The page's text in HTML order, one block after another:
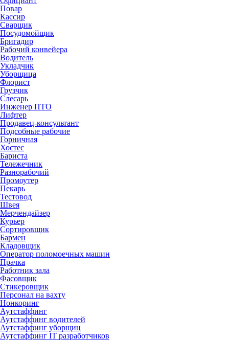
Повар
Кассир
Сварщик
Посудомойщик
Бригадир
Рабочий конвейера
Водитель
Укладчик
Уборщица
Флорист
Грузчик
Слесарь
Инженер ПТО
Лифтер
Продавец-консультант
Подсобные рабочие
Горничная
Хостес
Бариста
Тележечник
Разнорабочий
Промоутер
Пекарь
Тестовод
Швея
Мерчендайзер
Курьер
Сортировщик
Бармен
Кладовщик
Оператор поломоечных машин
Прачка
Работник зала
Фасовщик
Стикеровщик
Персонал на вахту
Нонкоринг
Аутстаффинг
Аутстаффинг водителей
Аутстаффинг уборщиц
Аутстаффинг IT разработчиков